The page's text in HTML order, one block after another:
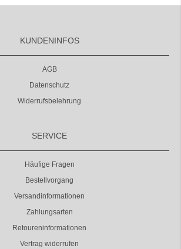
KUNDENINFOS
AGB
Datenschutz
Widerrufsbelehrung
SERVICE
Häufige Fragen
Bestellvorgang
Versandinformationen
Zahlungsarten
Retoureninformationen
Vertrag widerrufen